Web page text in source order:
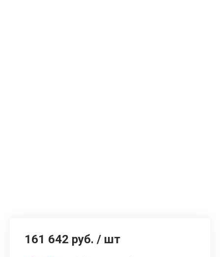
161 642 руб. / шт